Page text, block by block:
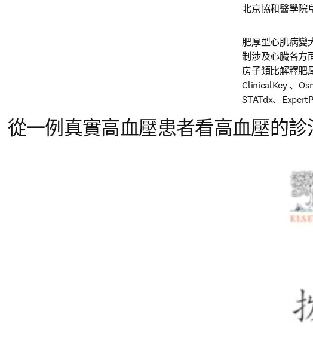
北京協和醫學院
肥厚型心肌病變
制涉及心臟各方
房子類比解釋肥
ClinicalKey 、
STATdx、
從一例真實高血壓患者看高血壓的